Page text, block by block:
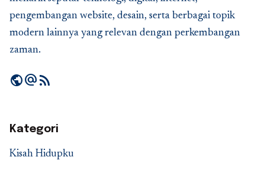
pengembangan website, desain, serta berbagai topik
modern lainnya yang relevan dengan perkembangan
zaman.
publicalternate_emailrss_feed
Kategori
Kisah Hidupku